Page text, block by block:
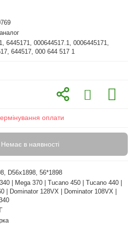
6445171, 000644517.1, 0006445171,
644517, 000 644 517 1
оплати
Немає в наявності
D56x1898, 56*1898
| Mega 370 | Tucano 450 | Tucano 440 |
| Dominator 128VX | Dominator 108VX |